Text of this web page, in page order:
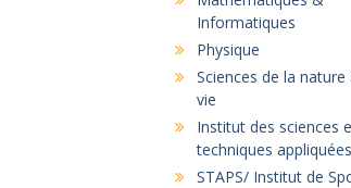
Informatiques
Physique
Sciences de la nature
vie
Institut des sciences
techniques appliquées
STAPS/ Institut de